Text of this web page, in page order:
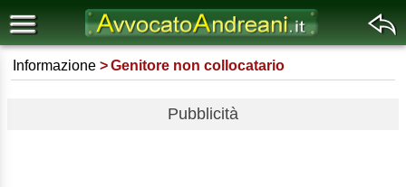
Informazione Genitore non collocatario
Pubblicità